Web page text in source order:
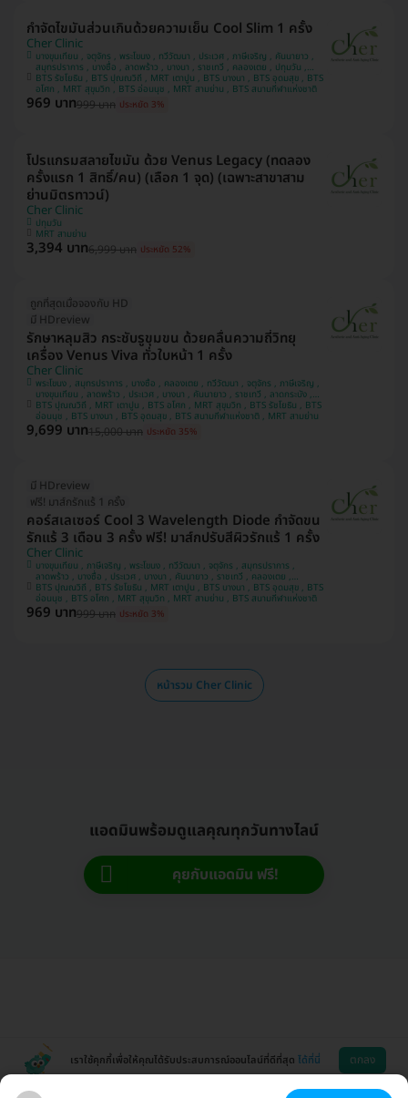
กำจัดไขมันส่วนเกินด้วยความเย็น Cool Slim 1 ครั้ง
Cher Clinic
บางขุนเทียน , จตุจักร , พระโขนง , ทวีวัฒนา , ประเวศ , ภาษีเจริญ , คันนายาว ,
สมุทรปราการ , บางซื่อ , ลาดพร้าว , บางนา , ราชเทวี , คลองเตย , ปทุมวัน ,
ลาดกระบัง , บางแค
BTS รัชโยธิน , BTS ปุณณวิถี , MRT เตาปูน , BTS บางนา , BTS อุดมสุข , BTS
อโศก , MRT สุขุมวิท , BTS อ่อนนุช , MRT สามย่าน , BTS สนามกีฬาแห่งชาติ
969 บาท999 บาท ประหยัด 3%
โปรแกรมสลายไขมัน ด้วย Venus Legacy (ทดลอง
ครั้งแรก 1 สิทธิ์/คน) (เลือก 1 จุด) (เฉพาะสาขาสาม
ย่านมิตรทาวน์)
Cher Clinic
ปทุมวัน
MRT สามย่าน
3,394 บาท6,999 บาท ประหยัด 52%
ถูกที่สุดเมื่อจองกับ HD
มี HDreview
รักษาหลุมสิว กระชับรูขุมขน ด้วยคลื่นความถี่วิทยุ
เครื่อง Venus Viva ทั่วใบหน้า 1 ครั้ง
Cher Clinic
พระโขนง , สมุทรปราการ , บางซื่อ , คลองเตย , ทวีวัฒนา , จตุจักร , ภาษีเจริญ ,
บางขุนเทียน , ลาดพร้าว , ประเวศ , บางนา , คันนายาว , ราชเทวี , ลาดกระบัง ,
ปทุมวัน , บางแค
BTS ปุณณวิถี , MRT เตาปูน , BTS อโศก , MRT สุขุมวิท , BTS รัชโยธิน , BTS
อ่อนนุช , BTS บางนา , BTS อุดมสุข , BTS สนามกีฬาแห่งชาติ , MRT สามย่าน
9,699 บาท15,000 บาท ประหยัด 35%
มี HDreview
ฟรี! มาส์กรักแร้ 1 ครั้ง
คอร์สเลเซอร์ Cool 3 Wavelength Diode กำจัดขน
รักแร้ 3 เดือน 3 ครั้ง ฟรี! มาส์กปรับสีผิวรักแร้ 1 ครั้ง
Cher Clinic
บางขุนเทียน , ภาษีเจริญ , พระโขนง , ทวีวัฒนา , จตุจักร , สมุทรปราการ ,
ลาดพร้าว , บางซื่อ , ประเวศ , บางนา , คันนายาว , ราชเทวี , คลองเตย ,
ลาดกระบัง , ปทุมวัน , บางแค
BTS ปุณณวิถี , BTS รัชโยธิน , MRT เตาปูน , BTS บางนา , BTS อุดมสุข , BTS
อ่อนนุช , BTS อโศก , MRT สุขุมวิท , MRT สามย่าน , BTS สนามกีฬาแห่งชาติ
969 บาท999 บาท ประหยัด 3%
หน้ารวม Cher Clinic
แอดมินพร้อมดูแลคุณทุกวันทางไลน์
คุยกับแอดมิน ฟรี!
เราใช้คุกกี้เพื่อให้คุณได้รับประสบการณ์ออนไลน์ที่ดีที่สุด ได้ที่นี่ ตกลง